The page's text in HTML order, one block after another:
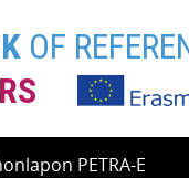
OF
PETRA-E